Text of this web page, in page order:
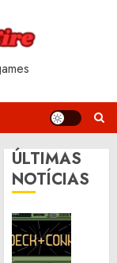
ÚLTIMAS
NOTÍCIAS